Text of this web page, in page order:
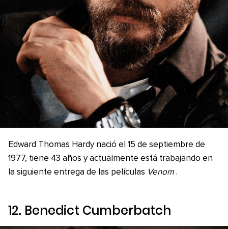
Edward Thomas Hardy nació el 15 de septiembre de
1977, tiene 43 años y actualmente está trabajando en
la siguiente entrega de las películas Venom .
12. Benedict Cumberbatch